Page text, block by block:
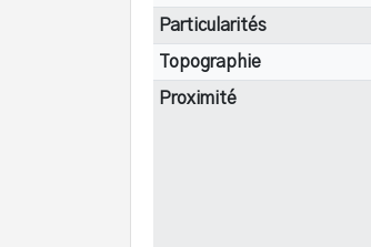
Particularités
Topographie
Proximité